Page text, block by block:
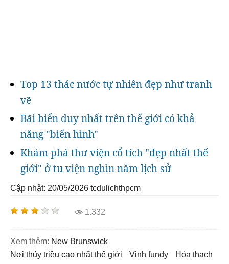
Top 13 thác nước tự nhiên đẹp như tranh
vẽ
Bãi biển duy nhất trên thế giới có khả
năng "biến hình"
Khám phá thư viện cổ tích "đẹp nhất thế
giới" ở tu viện nghìn năm lịch sử
Cập nhật: 20/05/2026 tcdulichthpcm
1.332
Xem thêm:
New Brunswick
nơi thủy triều cao nhất thế giới
vịnh fundy
hóa thạch